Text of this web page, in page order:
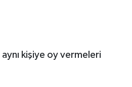
kişiye oy vermeleri